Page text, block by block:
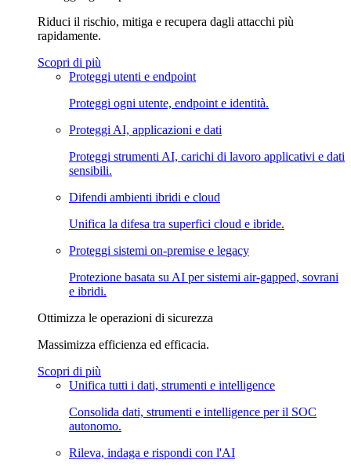
Riduci il rischio, mitiga e recupera dagli attacchi più
rapidamente.
Scopri di più
Proteggi utenti e endpoint
Proteggi ogni utente, endpoint e identità.
Proteggi AI, applicazioni e dati
Proteggi strumenti AI, carichi di lavoro applicativi e dati
sensibili.
Difendi ambienti ibridi e cloud
Unifica la difesa tra superfici cloud e ibride.
Proteggi sistemi on-premise e legacy
Protezione basata su AI per sistemi air-gapped, sovrani
e ibridi.
Ottimizza le operazioni di sicurezza
Massimizza efficienza ed efficacia.
Scopri di più
Unifica tutti i dati, strumenti e intelligence
Consolida dati, strumenti e intelligence per il SOC
autonomo.
Rileva, indaga e rispondi con l'AI